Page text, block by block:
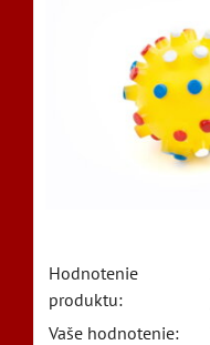
Hodnotenie
produktu:
Vaše hodnotenie: